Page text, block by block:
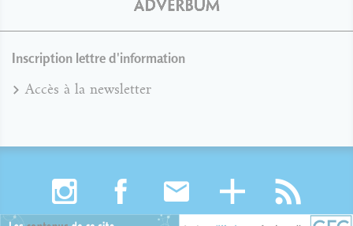
Inscription lettre d'information
Accès à la newsletter